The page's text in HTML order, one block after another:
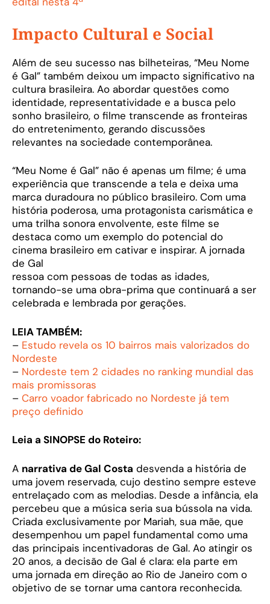
Impacto Cultural e Social
Além de seu sucesso nas bilheteiras, “Meu Nome
é Gal” também deixou um impacto significativo na
cultura brasileira. Ao abordar questões como
identidade, representatividade e a busca pelo
sonho brasileiro, o filme transcende as fronteiras
do entretenimento, gerando discussões
relevantes na sociedade contemporânea.
“Meu Nome é Gal” não é apenas um filme; é uma
experiência que transcende a tela e deixa uma
marca duradoura no público brasileiro. Com uma
história poderosa, uma protagonista carismática e
uma trilha sonora envolvente, este filme se
destaca como um exemplo do potencial do
cinema brasileiro em cativar e inspirar. A jornada
de Gal
ressoa com pessoas de todas as idades,
tornando-se uma obra-prima que continuará a ser
celebrada e lembrada por gerações.
LEIA TAMBÉM:
– Estudo revela os 10 bairros mais valorizados do
Nordeste
– Nordeste tem 2 cidades no ranking mundial das
mais promissoras
– Carro voador fabricado no Nordeste já tem
preço definido
Leia a SINOPSE do Roteiro:
A narrativa de Gal Costa desvenda a história de
uma jovem reservada, cujo destino sempre esteve
entrelaçado com as melodias. Desde a infância, ela
percebeu que a música seria sua bússola na vida.
Criada exclusivamente por Mariah, sua mãe, que
desempenhou um papel fundamental como uma
das principais incentivadoras de Gal. Ao atingir os
20 anos, a decisão de Gal é clara: ela parte em
uma jornada em direção ao Rio de Janeiro com o
objetivo de se tornar uma cantora reconhecida.